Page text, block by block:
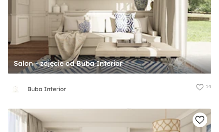
Salon - zdjęcie od Buba Interior
Buba Interior 14